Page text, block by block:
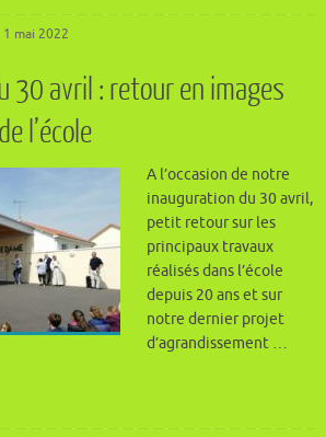
1 mai 2022
30 avril : retour en images
l’école
A l’occasion de notre
inauguration du 30 avril,
petit retour sur les
principaux travaux
réalisés dans l’école
depuis 20 ans et sur
notre dernier projet
d’agrandissement …